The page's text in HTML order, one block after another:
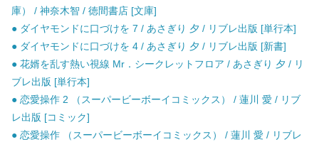
庫） / 神奈木智 / 徳間書店 [文庫]
● ダイヤモンドに口づけを 7 / あさぎり 夕 / リブレ出版 [単行本]
● ダイヤモンドに口づけを 4 / あさぎり 夕 / リブレ出版 [新書]
● 花婿を乱す熱い視線 Mr．シークレットフロア / あさぎり 夕 / リ
ブレ出版 [単行本]
● 恋愛操作 2 （スーパービーボーイコミックス） / 蓮川 愛 / リブ
レ出版 [コミック]
● 恋愛操作 （スーパービーボーイコミックス） / 蓮川 愛 / リブレ